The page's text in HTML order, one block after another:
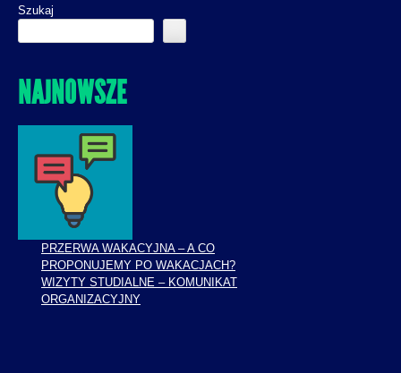
Szukaj
NAJNOWSZE
PRZERWA WAKACYJNA – A CO
PROPONUJEMY PO WAKACJACH?
WIZYTY STUDIALNE – KOMUNIKAT
ORGANIZACYJNY